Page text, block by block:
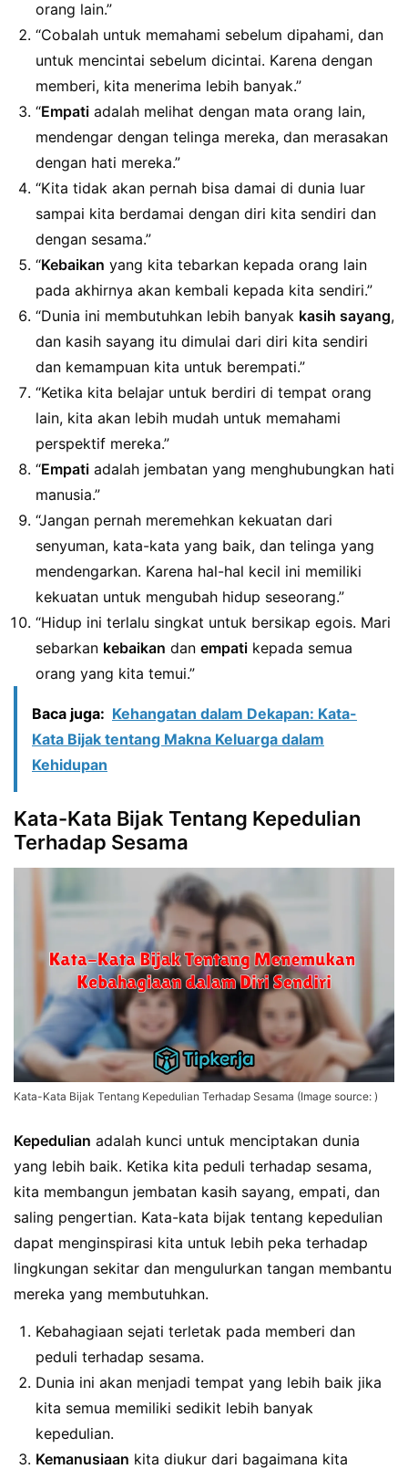
orang lain.”
“Cobalah untuk memahami sebelum dipahami, dan
untuk mencintai sebelum dicintai. Karena dengan
memberi, kita menerima lebih banyak.”
“Empati adalah melihat dengan mata orang lain,
mendengar dengan telinga mereka, dan merasakan
dengan hati mereka.”
“Kita tidak akan pernah bisa damai di dunia luar
sampai kita berdamai dengan diri kita sendiri dan
dengan sesama.”
“Kebaikan yang kita tebarkan kepada orang lain
pada akhirnya akan kembali kepada kita sendiri.”
“Dunia ini membutuhkan lebih banyak kasih sayang,
dan kasih sayang itu dimulai dari diri kita sendiri
dan kemampuan kita untuk berempati.”
“Ketika kita belajar untuk berdiri di tempat orang
lain, kita akan lebih mudah untuk memahami
perspektif mereka.”
“Empati adalah jembatan yang menghubungkan hati
manusia.”
“Jangan pernah meremehkan kekuatan dari
senyuman, kata-kata yang baik, dan telinga yang
mendengarkan. Karena hal-hal kecil ini memiliki
kekuatan untuk mengubah hidup seseorang.”
“Hidup ini terlalu singkat untuk bersikap egois. Mari
sebarkan kebaikan dan empati kepada semua
orang yang kita temui.”
Baca juga: Kehangatan dalam Dekapan: Kata-
Kata Bijak tentang Makna Keluarga dalam
Kehidupan
Kata-Kata Bijak Tentang Kepedulian
Terhadap Sesama
Kata-Kata Bijak Tentang Kepedulian Terhadap Sesama (Image source: )
Kepedulian adalah kunci untuk menciptakan dunia
yang lebih baik. Ketika kita peduli terhadap sesama,
kita membangun jembatan kasih sayang, empati, dan
saling pengertian. Kata-kata bijak tentang kepedulian
dapat menginspirasi kita untuk lebih peka terhadap
lingkungan sekitar dan mengulurkan tangan membantu
mereka yang membutuhkan.
Kebahagiaan sejati terletak pada memberi dan
peduli terhadap sesama.
Dunia ini akan menjadi tempat yang lebih baik jika
kita semua memiliki sedikit lebih banyak
kepedulian.
Kemanusiaan kita diukur dari bagaimana kita